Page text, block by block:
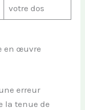
votre dos
en œuvre
erreur
la tenue de